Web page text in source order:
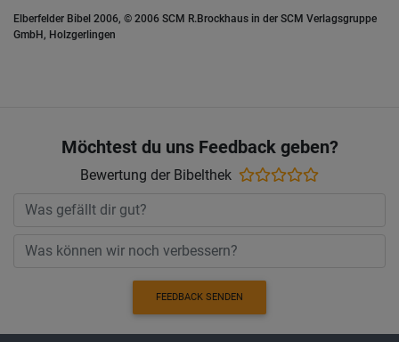
Elberfelder Bibel 2006, © 2006 SCM R.Brockhaus in der SCM Verlagsgruppe
GmbH, Holzgerlingen
Möchtest du uns Feedback geben?
Bewertung der Bibelthek
FEEDBACK SENDEN